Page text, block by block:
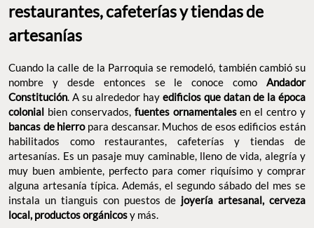
restaurantes, cafeterías y tiendas de
artesanías
Cuando la calle de la Parroquia se remodeló, también cambió su
nombre y desde entonces se le conoce como Andador
Constitución. A su alrededor hay edificios que datan de la época
colonial bien conservados, fuentes ornamentalesen el centro y
bancas de hierro para descansar. Muchos de esos edificios están
habilitados como restaurantes, cafeterías y tiendas de
artesanías. Es un pasaje muy caminable, lleno de vida, alegría y
muy buen ambiente, perfecto para comer riquísimo y comprar
alguna artesanía típica. Además, el segundo sábado del mes se
instala un tianguis con puestos de joyería artesanal, cerveza
local, productos orgánicosy más.